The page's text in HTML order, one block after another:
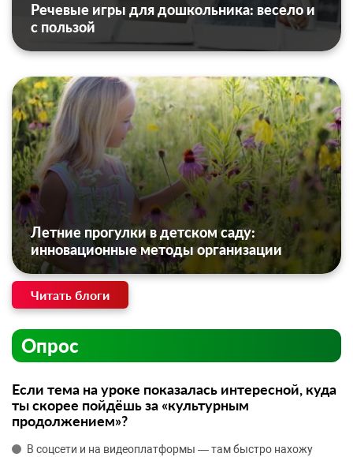
Речевые игры для дошкольника: весело и
с пользой
Летние прогулки в детском саду:
инновационные методы организации
Читать блоги
Опрос
Если тема на уроке показалась интересной, куда
ты скорее пойдёшь за «культурным
продолжением»?
В соцсети и на видеоплатформы — там быстро нахожу